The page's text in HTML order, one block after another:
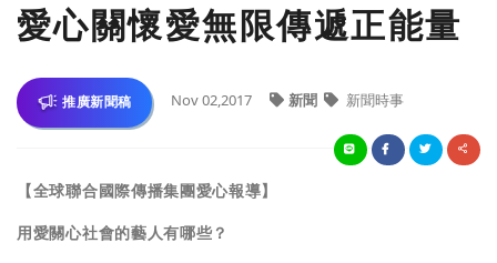
愛心關懷愛無限傳遞正能量
推廣新聞稿 Nov 02,2017 新聞 新聞時事
【全球聯合國際傳播集團愛心報導】
用愛關心社會的藝人有哪些？